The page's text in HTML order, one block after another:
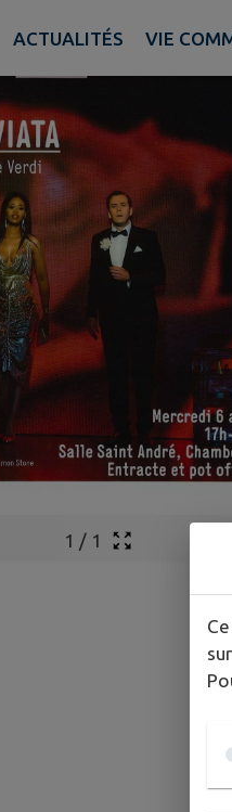
Recherche Pied de page
ACTUALITÉS VIE
1 / 1